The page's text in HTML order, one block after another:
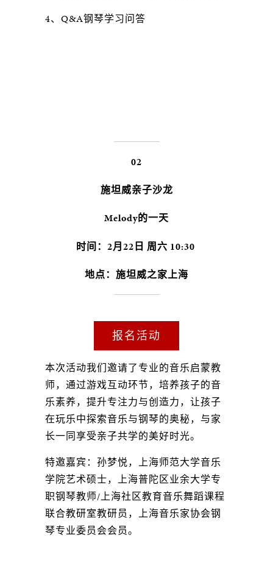
4、Q&A钢琴学习问答
02
施坦威亲子沙龙
Melody的一天
时间：2月22日 周六 10:30
地点：施坦威之家上海
报名活动
本次活动我们邀请了专业的音乐启蒙教
师，通过游戏互动环节，培养孩子的音
乐素养，提升专注力与创造力，让孩子
在玩乐中探索音乐与钢琴的奥秘，与家
长一同享受亲子共学的美好时光。
特邀嘉宾：孙梦悦，上海师范大学音乐
学院艺术硕士，上海普陀区业余大学专
职钢琴教师/上海社区教育音乐舞蹈课程
联合教研室教研员，上海音乐家协会钢
琴专业委员会会员。